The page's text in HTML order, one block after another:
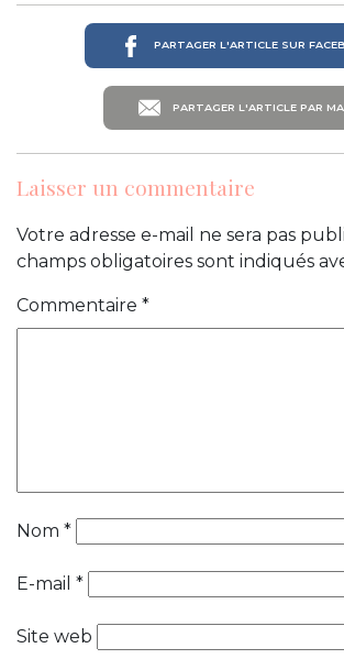
PARTAGER L'ARTICLE SUR
PARTAGER L'ARTICLE PAR
Laisser un commentaire
Votre adresse e-mail ne sera pas
champs obligatoires sont indiqués
Commentaire *
Nom *
E-mail *
Site web